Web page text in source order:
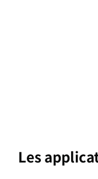
Les